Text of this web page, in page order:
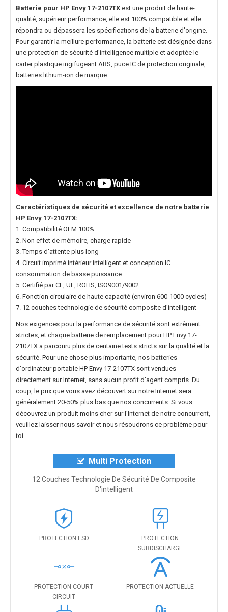
Batterie pour HP Envy 17-2107TX est une produit de haute-
qualité, supérieur performance, elle est 100% compatible et elle
répondra ou dépassera les spécifications de la batterie d'origine.
Pour garantir la meillure performance, la batterie est désignée dans
une protection de sécurité d'intelligence multiple et adoptée le
carter plastique ingifugeant ABS, puce IC de protection originale,
batteries lithium-ion de marque.
Caractéristiques de sécurité et excellence de notre batterie
HP Envy 17-2107TX:
1. Compatibilité OEM 100%
2. Non effet de mémoire, charge rapide
3. Temps d'attente plus long
4. Circuit imprimé intérieur intelligent et conception IC
consommation de basse puissance
5. Certifié par CE, UL, ROHS, ISO9001/9002
6. Fonction circulaire de haute capacité (environ 600-1000 cycles)
7. 12 couches technologie de sécurité composite d'intelligent
Nos exigences pour la performance de sécurité sont extrêment
strictes, et chaque batterie de remplacement pour HP Envy 17-
2107TX a parcouru plus de centaine tests stricts sur la qualité et la
sécurité. Pour une chose plus importante, nos batteries
d'ordinateur portable HP Envy 17-2107TX sont vendues
directement sur Internet, sans aucun profit d'agent compris. Du
coup, le prix que vous avez découvert sur notre Internet sera
généralement 20-50% plus bas que nos concurrents. Si vous
découvrez un produit moins cher sur l'Internet de notre concurrent,
veuillez laisser nous savoir et nous résoudrons ce problème pour
toi.
Multi Protection
12 Couches Technologie De Sécurité De Composite
D'intelligent
PROTECTION ESD
PROTECTION
SURDISCHARGE
PROTECTION COURT-
CIRCUIT
PROTECTION ACTUELLE